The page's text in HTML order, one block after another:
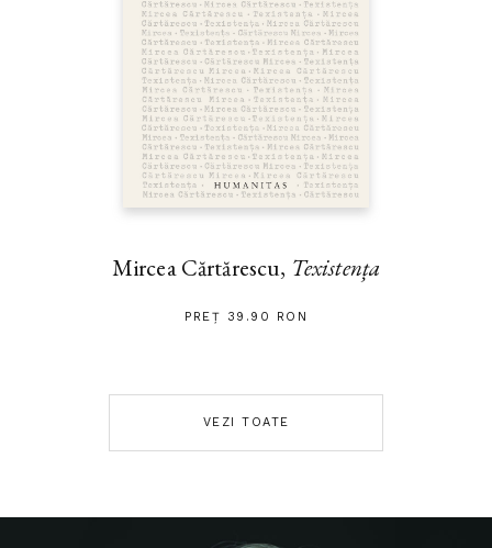
Mircea Cărtărescu, Texistența
PREȚ 39.90 RON
VEZI TOATE